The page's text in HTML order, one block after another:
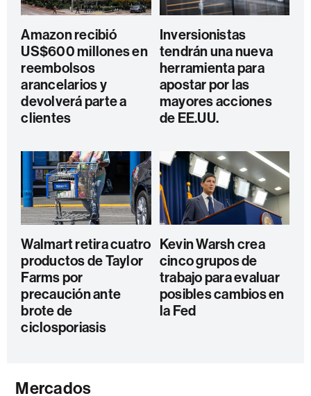
Amazon recibió
US$600 millones en
reembolsos
arancelarios y
devolverá parte a
clientes
Inversionistas
tendrán una nueva
herramienta para
apostar por las
mayores acciones
de EE.UU.
Walmart retira cuatro
productos de Taylor
Farms por
precaución ante
brote de
ciclosporiasis
Kevin Warsh crea
cinco grupos de
trabajo para evaluar
posibles cambios en
la Fed
Mercados